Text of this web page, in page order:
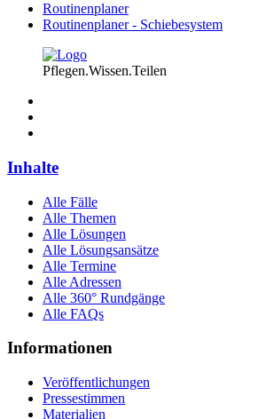
Routinenplaner
Routinenplaner - Schiebesystem
Pflegen.Wissen.Teilen
Inhalte
Alle Fälle
Alle Themen
Alle Lösungen
Alle Lösungsansätze
Alle Termine
Alle Adressen
Alle 360° Rundgänge
Alle FAQs
Informationen
Veröffentlichungen
Pressestimmen
Materialien